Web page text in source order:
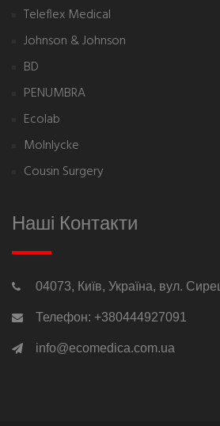
Teleflex Medical
Johnson & Johnson
BD
PENUMBRA
Ecolab
Molnlycke
Cousin Surgery
Наші Контакти
04073, Київ, Україна, вул.
Телефон: +380444927091
info@ecomedica.com.ua